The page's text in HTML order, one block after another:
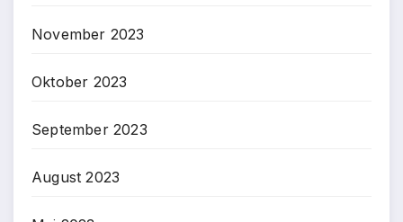
November 2023
Oktober 2023
September 2023
August 2023